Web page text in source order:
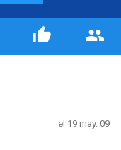
el 19 may. 09